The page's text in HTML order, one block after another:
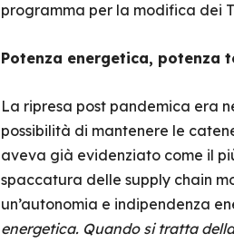
programma per la modifica dei
Potenza energetica, potenza
La ripresa post pandemica era
possibilità di mantenere le
aveva già evidenziato come il
spaccatura delle supply chain
un’autonomia e indipendenza
energetica. Quando si tratta